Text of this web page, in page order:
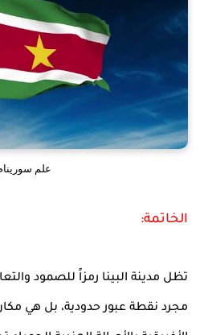
علم
الخاتمة:
تظل مدينة البينا رمزاً للصمود
مجرد نقطة عبور حدودية، بل هي مكان